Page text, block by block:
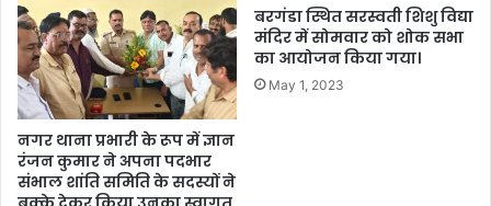
नगर थाना प्रभारी के रूप में ज्ञान
रंजन कुमार ने अपना पदभार
संभाल शांति समिति के सदस्यों ने
बरगंडा स्थित सरस्वती शिशु विद्या
मंदिर में सोमवार को शोक सभा
का आयोजन किया गया।
May 1, 2023